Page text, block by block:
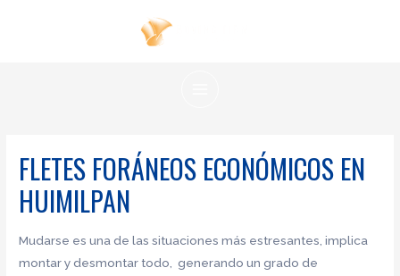
FLETES FORÁNEOS ECONÓMICOS EN
HUIMILPAN
Mudarse es una de las situaciones más estresantes, implica
montar y desmontar todo, generando un grado de